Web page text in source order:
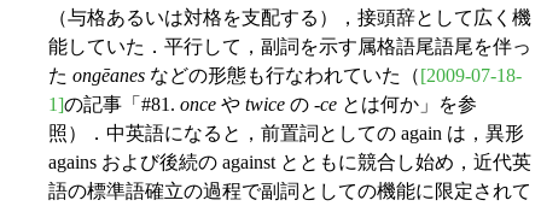
（与格あるいは対格を支配する），接頭辞として広く機
能していた．平行して，副詞を示す属格語尾語尾を伴っ
た ongēanes などの形態も行なわれていた（[2009-07-18-
1]の記事「#81. once や twice の -ce とは何か」を参
照）．中英語になると，前置詞としての again は，異形
agains および後続の against とともに競合し始め，近代英
語の標準語確立の過程で副詞としての機能に限定されて